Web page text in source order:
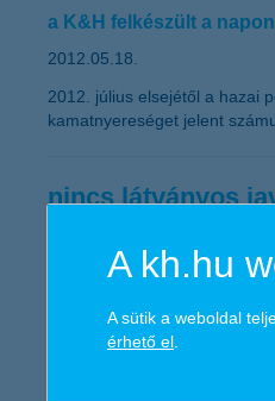
a K&H felkészült a
2012.05.18.
2012. július elsejétől a hazai
kamatnyereséget jelent
nincs látványos
„A hazai kkv körében
továbbra is a lojalitás, az
László, a K&H Kkv marketing
A kh.hu
A sütik a weboldal
érhető el